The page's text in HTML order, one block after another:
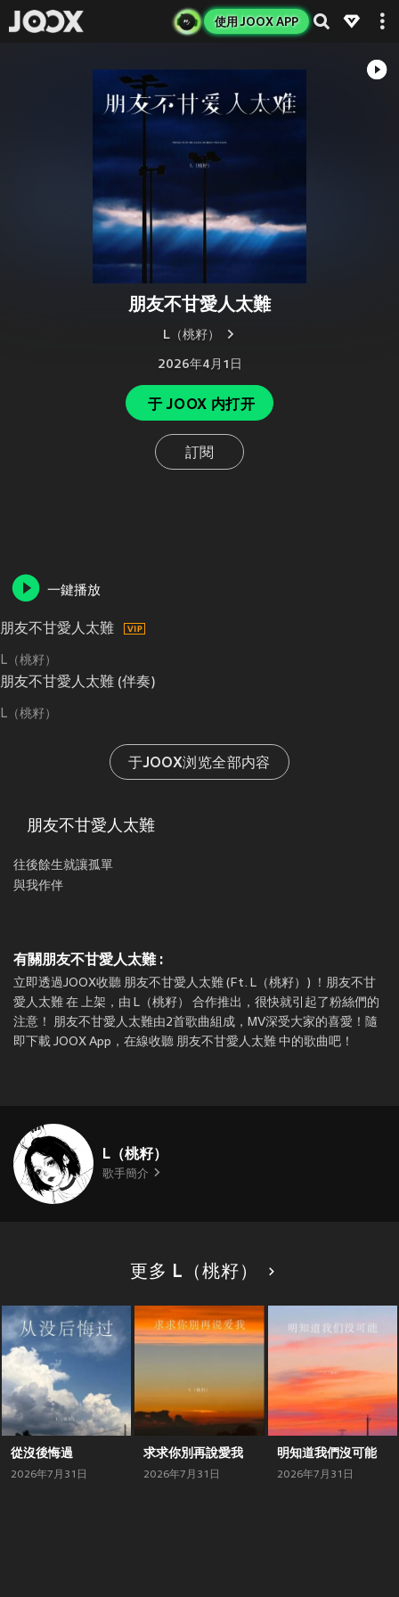
使用 JOOX APP
朋友不甘愛人太難
L（桃籽）
2026年4月1日
于 JOOX 内打开
訂閱
一鍵播放
朋友不甘愛人太難
L（桃籽）
朋友不甘愛人太難 (伴奏)
L（桃籽）
于JOOX浏览全部内容
朋友不甘愛人太難
往後餘生就讓孤單
與我作伴
有關朋友不甘愛人太難 :
立即透過JOOX收聽 朋友不甘愛人太難 (Ft. L（桃籽）) ！朋友不甘
愛人太難 在 上架，由 L（桃籽） 合作推出，很快就引起了粉絲們的
注意！ 朋友不甘愛人太難由2首歌曲組成，MV深受大家的喜愛！隨
即下載 JOOX App，在線收聽 朋友不甘愛人太難 中的歌曲吧！
L（桃籽）
歌手簡介
更多 L（桃籽）
從沒後悔過
2026年7月31日
求求你別再說愛我
2026年7月31日
明知道我們沒可能
2026年7月31日